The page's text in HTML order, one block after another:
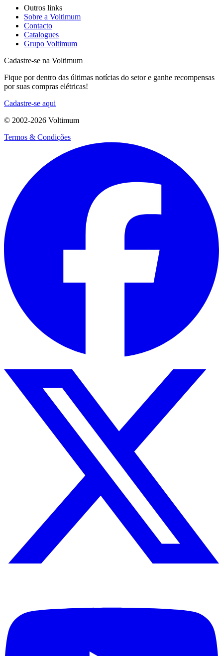
Outros links
Sobre a Voltimum
Contacto
Catalogues
Grupo Voltimum
Cadastre-se na Voltimum
Fique por dentro das últimas notícias do setor e ganhe recompensas
por suas compras elétricas!
Cadastre-se aqui
© 2002-2026 Voltimum
Termos & Condições